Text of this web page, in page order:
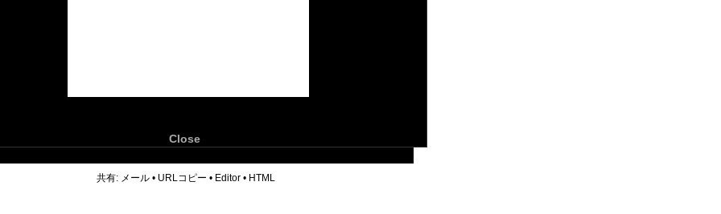
Close
共有: メール • URLコピー • Editor • HTML